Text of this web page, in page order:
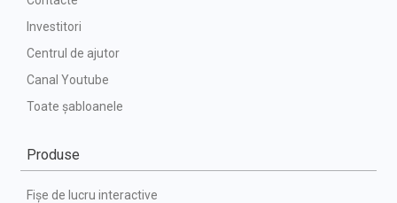
Investitori
Centrul de ajutor
Canal Youtube
Toate șabloanele
Produse
Fișe de lucru interactive